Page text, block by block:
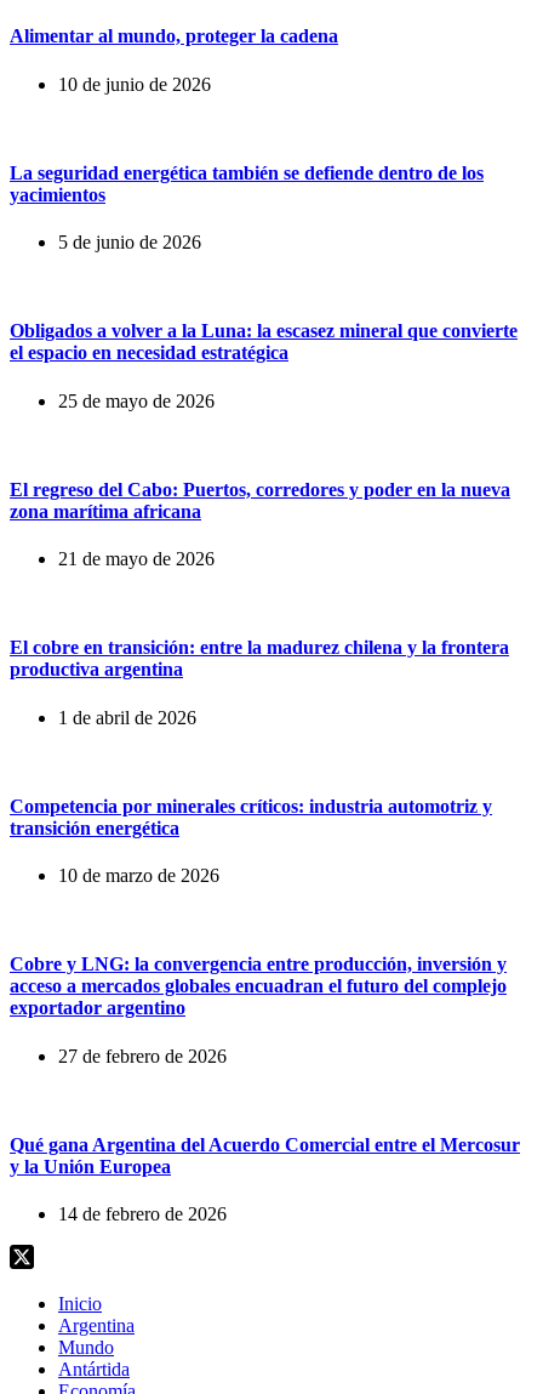
Alimentar al mundo, proteger la cadena
10 de junio de 2026
La seguridad energética también se defiende dentro de los
yacimientos
5 de junio de 2026
Obligados a volver a la Luna: la escasez mineral que convierte
el espacio en necesidad estratégica
25 de mayo de 2026
El regreso del Cabo: Puertos, corredores y poder en la nueva
zona marítima africana
21 de mayo de 2026
El cobre en transición: entre la madurez chilena y la frontera
productiva argentina
1 de abril de 2026
Competencia por minerales críticos: industria automotriz y
transición energética
10 de marzo de 2026
Cobre y LNG: la convergencia entre producción, inversión y
acceso a mercados globales encuadran el futuro del complejo
exportador argentino
27 de febrero de 2026
Qué gana Argentina del Acuerdo Comercial entre el Mercosur
y la Unión Europea
14 de febrero de 2026
Inicio
Argentina
Mundo
Antártida